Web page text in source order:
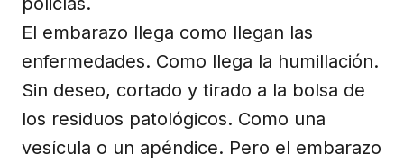
El embarazo llega como llegan las
enfermedades. Como llega la humillación.
Sin deseo, cortado y tirado a la bolsa de
los residuos patológicos. Como una
vesícula o un apéndice. Pero el embarazo